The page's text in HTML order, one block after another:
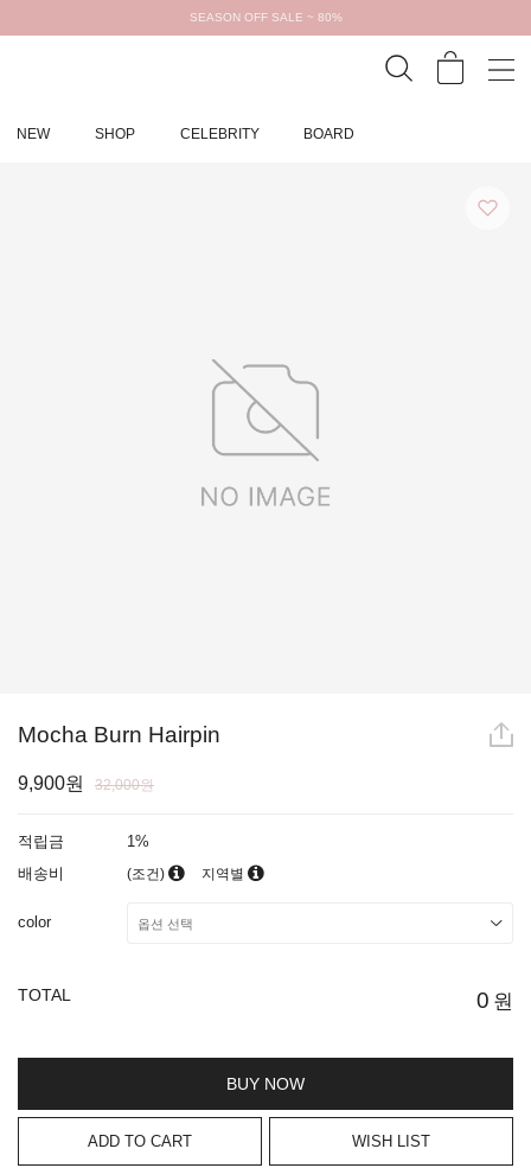
SEASON OFF SALE ~ 80%
NEW SHOP CELEBRITY BOARD
Mocha Burn Hairpin
9,900원 32,000원
적립금
1%
배송비
(조건) 지역별
color
TOTAL 0 원
BUY NOW
ADD TO CART WISH LIST